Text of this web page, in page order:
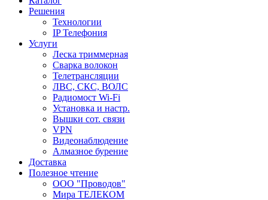
Решения
Технологии
IP Телефония
Услуги
Леска триммерная
Сварка волокон
Телетрансляции
ЛВС, СКС, ВОЛС
Радиомост Wi-Fi
Установка и настр.
Вышки сот. связи
VPN
Видеонаблюдение
Алмазное бурение
Доставка
Полезное чтение
ООО "Проводов"
Мира ТЕЛЕКОМ